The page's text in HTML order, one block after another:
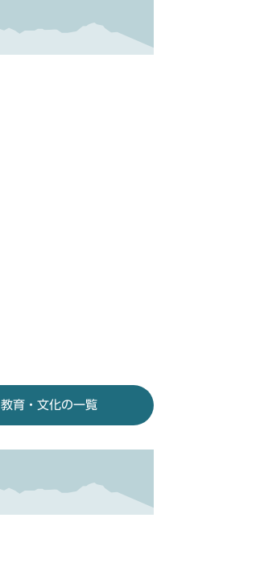
教育・文化の一覧